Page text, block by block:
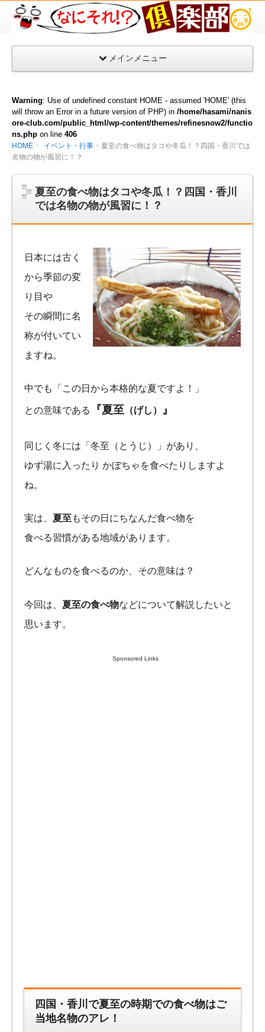
な
そ
部
メインメニュー
Warning: Use of undefined constant HOME - assumed 'HOME' (this
will throw an Error in a future version of PHP) in /home/hasami/nanis
ore-club.com/public_html/wp-content/themes/refinesnow2/functio
ns.php on line 406
HOME イベント・行事
夏至の食べ物はタコや冬瓜！？四国・香川では
名物の物が風習に！？
夏至の食べ物はタコや冬瓜！？四国・香川
では名物の物が風習に！？
日本には古く
から季節の変
り目や
その瞬間に名
称が付いてい
ますね。
中でも「この日から本格的な夏ですよ！」
との意味である 『夏至 （げし） 』
同じく冬には「冬至（とうじ）」があり、
ゆず湯に入ったり かぼちゃを食べたりしますよ
ね。
実は、 夏至もその日にちなんだ食べ物を
食べる習慣がある地域があります。
どんなものを食べるのか、その意味は？
今回は、 夏至の食べ物などについて解説したいと
思います。
Sponsored Links
四国・香川で夏至の時期での食べ物はご
当地名物のアレ！